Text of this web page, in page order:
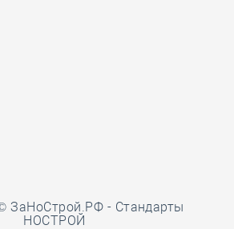
ЗаНоСтрой.РФ - Стандарты
НОСТРОЙ